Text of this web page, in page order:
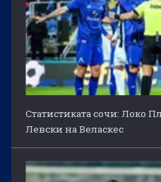
Статистиката сочи: Локо
Левски на Веласкес